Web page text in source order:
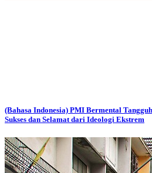
(Bahasa Indonesia) PMI Bermental
Sukses dan Selamat dari Ideologi Ekstrem